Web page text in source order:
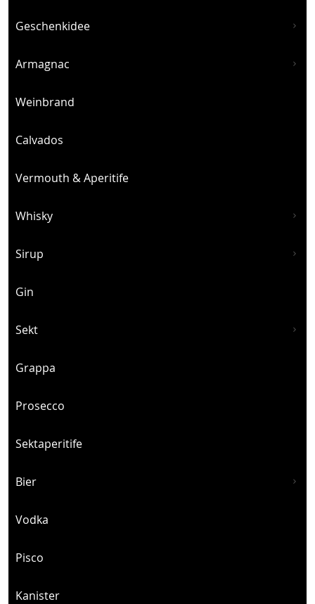
Geschenkidee
Armagnac
Weinbrand
Calvados
Vermouth & Aperitife
Whisky
Sirup
Gin
Sekt
Grappa
Prosecco
Sektaperitife
Bier
Vodka
Pisco
Kanister